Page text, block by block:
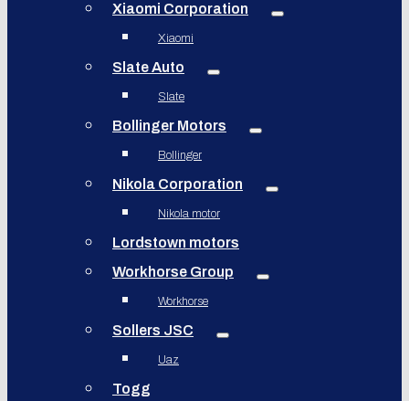
Xiaomi Corporation
Xiaomi
Slate Auto
Slate
Bollinger Motors
Bollinger
Nikola Corporation
Nikola motor
Lordstown motors
Workhorse Group
Workhorse
Sollers JSC
Uaz
Togg